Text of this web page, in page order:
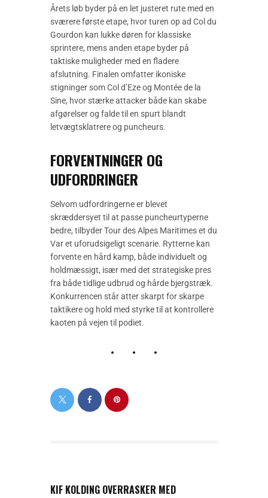
Årets løb byder på en let justeret rute med en
sværere første etape, hvor turen op ad Col du
Gourdon kan lukke døren for klassiske
sprintere, mens anden etape byder på
taktiske muligheder med en fladere
afslutning. Finalen omfatter ikoniske
stigninger som Col d’Eze og Montée de la
Sine, hvor stærke attacker både kan skabe
afgørelser og falde til en spurt blandt
letvægtsklatrere og puncheurs.
FORVENTNINGER OG
UDFORDRINGER
Selvom udfordringerne er blevet
skræddersyet til at passe puncheurtyperne
bedre, tilbyder Tour des Alpes Maritimes et du
Var et uforudsigeligt scenarie. Rytterne kan
forvente en hård kamp, både individuelt og
holdmæssigt, især med det strategiske pres
fra både tidlige udbrud og hårde bjergstræk.
Konkurrencen står atter skarpt for skarpe
taktikere og hold med styrke til at kontrollere
kaoten på vejen til podiet.
KIF KOLDING OVERRASKER MED